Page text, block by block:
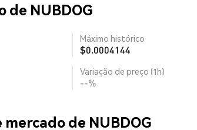
de NUBDOG
Máximo histórico
$0.0004144
Variação de preço (1h)
--%
de NUBDOG